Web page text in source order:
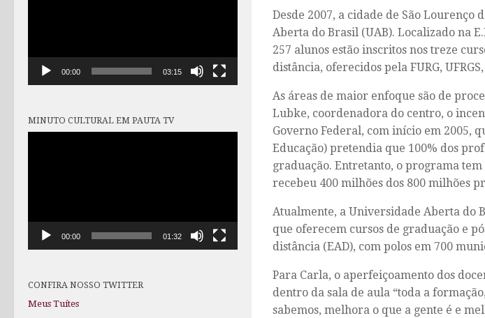
Desde 2007, a cidade de São Lourenço
Aberta do Brasil (UAB). Localizado na
257 alunos estão inscritos nos treze
distância, oferecidos pela FURG,
As áreas de maior enfoque são de
Lubke, coordenadora do centro, o
Governo Federal, com início em 2005,
Educação) pretendia que 100% dos
graduação. Entretanto, o programa
recebeu 400 milhões dos 800 milhões
Atualmente, a Universidade Aberta do
que oferecem cursos de graduação e
distância (EAD), com polos em 700
Para Carla, o aperfeiçoamento dos
dentro da sala de aula “toda a
sabemos, melhora o que a gente é e
00:00 03:15
MINUTO CULTURAL EM PAUTA TV
00:00 01:32
CONFIRA NOSSO TWITTER
Meus Tuítes